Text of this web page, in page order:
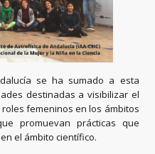
se ha sumado a esta
destinadas a visibilizar el
femeninos en los ámbitos
promuevan prácticas que
el ámbito científico.